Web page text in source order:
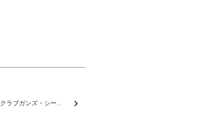
12/16（土）・17(日)2024クラブガンズ・シーズンパス サンプロアルウィン店頭販売について